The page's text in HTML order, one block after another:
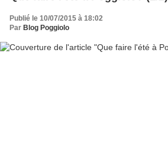
Publié le 10/07/2015 à 18:02
Par Blog Poggiolo